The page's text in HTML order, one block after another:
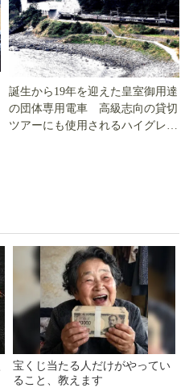
誕生から19年を迎えた皇室御用達
の団体専用電車 高級志向の貸切
ツアーにも使用されるハイグレー
宝くじ当たる人だけがやってい
ること、教えます